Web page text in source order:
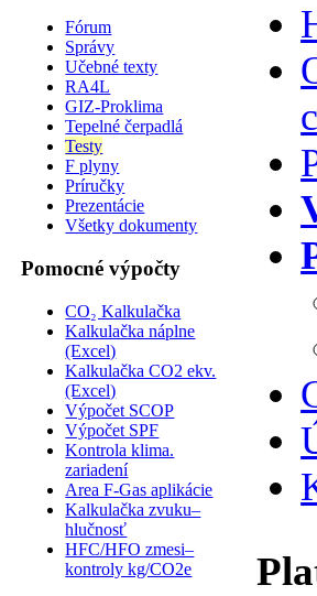
Fórum
Správy
Učebné texty
RA4L
GIZ-Proklima
Tepelné čerpadlá
Testy
F plyny
Príručky
Prezentácie
Všetky dokumenty
Pomocné výpočty
CO₂ Kalkulačka
Kalkulačka náplne
(Excel)
Kalkulačka CO2 ekv.
(Excel)
Výpočet SCOP
Výpočet SPF
Kontrola klima.
zariadení
Area F-Gas aplikácie
Kalkulačka zvuku–
hlučnosť
HFC/HFO zmesi–
kontroly kg/CO2e